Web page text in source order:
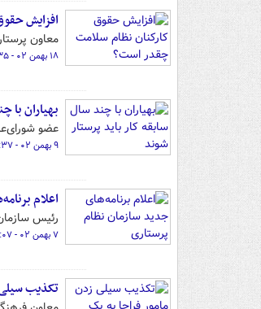
افزایش
معاون
۱۸ بهمن ۰۲ - ۱۲:۳۵
بهیاران با
عضو
۹ بهمن ۰۲ - ۱۲:۳۷
اعلام
رئیس
۷ بهمن ۰۲ - ۰۹:۰۷
تکذیب سیلی